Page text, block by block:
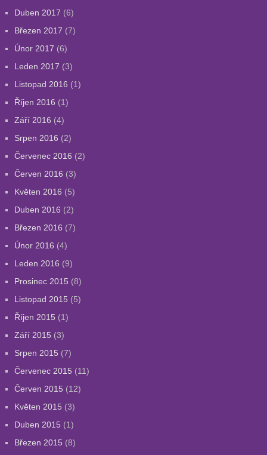
Duben 2017 (6)
Březen 2017 (7)
Únor 2017 (6)
Leden 2017 (3)
Listopad 2016 (1)
Říjen 2016 (1)
Září 2016 (4)
Srpen 2016 (2)
Červenec 2016 (2)
Červen 2016 (3)
Květen 2016 (5)
Duben 2016 (2)
Březen 2016 (7)
Únor 2016 (4)
Leden 2016 (9)
Prosinec 2015 (8)
Listopad 2015 (5)
Říjen 2015 (1)
Září 2015 (3)
Srpen 2015 (7)
Červenec 2015 (11)
Červen 2015 (12)
Květen 2015 (3)
Duben 2015 (1)
Březen 2015 (8)